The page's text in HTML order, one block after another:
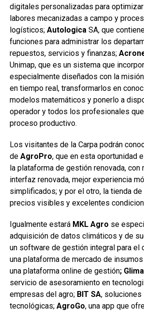
digitales personalizadas para
labores mecanizadas a campo y
logísticos; Autologica SA, que
funciones para administrar los
repuestos, servicios y finanzas;
Unimap, que es un sistema que
especialmente diseñados con la
en tiempo real, transformarlos en
modelos matemáticos y ponerlo a
operador y todos los profesionales
proceso productivo.
Los visitantes de la Carpa podrán
de AgroPro, que en esta oportunidad
la plataforma de gestión renovada, con
interfaz renovada, mejor experiencia
simplificados; y por el otro, la tienda
precios visibles y excelentes
Igualmente estará MKL Agro se
adquisición de datos climáticos y de
un software de gestión integral para el
una plataforma de mercado de
una plataforma online de gestión;
servicio de asesoramiento en
empresas del agro; BIT SA, soluciones
tecnológicas; AgroGo, una app que